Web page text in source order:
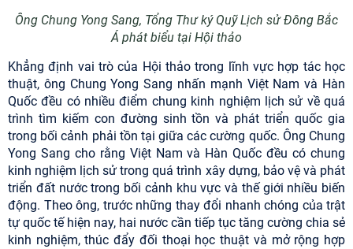
Ông Chung Yong Sang, Tổng Thư ký Quỹ Lịch sử Đông Bắc
Á phát biểu tại Hội thảo
Khẳng định vai trò của Hội thảo trong lĩnh vực hợp tác học
thuật, ông Chung Yong Sang nhấn mạnh Việt Nam và Hàn
Quốc đều có nhiều điểm chung kinh nghiệm lịch sử về quá
trình tìm kiếm con đường sinh tồn và phát triển quốc gia
trong bối cảnh phải tồn tại giữa các cường quốc. Ông Chung
Yong Sang cho rằng Việt Nam và Hàn Quốc đều có chung
kinh nghiệm lịch sử trong quá trình xây dựng, bảo vệ và phát
triển đất nước trong bối cảnh khu vực và thế giới nhiều biến
động. Theo ông, trước những thay đổi nhanh chóng của trật
tự quốc tế hiện nay, hai nước cần tiếp tục tăng cường chia sẻ
kinh nghiệm, thúc đẩy đối thoại học thuật và mở rộng hợp